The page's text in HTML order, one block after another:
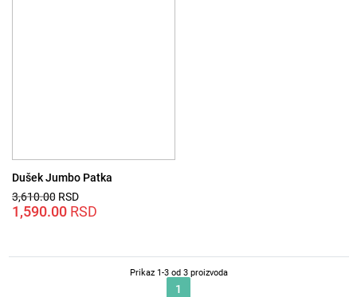
Dušek Jumbo Patka
3,610.00 RSD
Originalna
cena
1,590.00 RSD
Trenutna
cena
je:
Prikaz 1-3 od 3 proizvoda
1